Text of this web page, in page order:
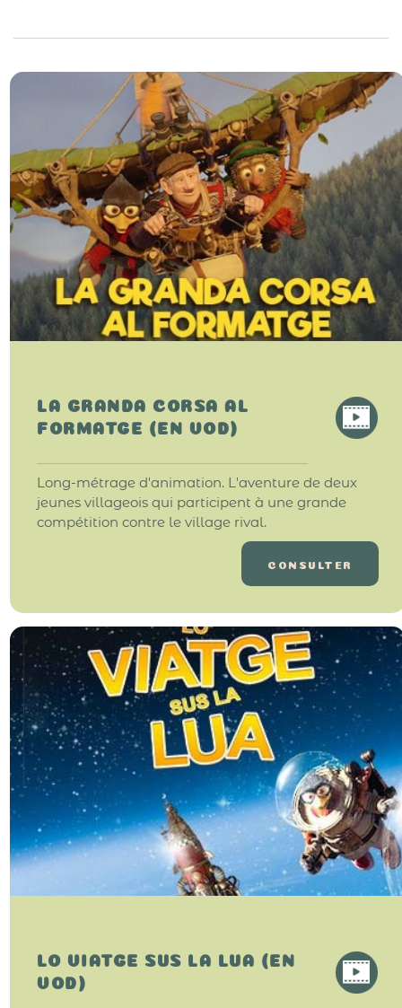
LA GRANDA CORSA AL
FORMATGE (EN VOD)
Long-métrage d'animation. L'aventure de deux
jeunes villageois qui participent à une grande
compétition contre le village rival.
CONSULTER
LO VIATGE SUS LA LUA (EN
VOD)